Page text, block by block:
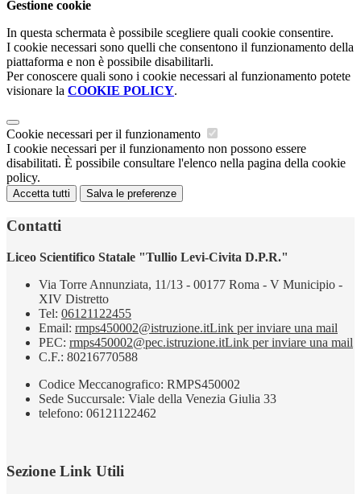
Gestione cookie
In questa schermata è possibile scegliere quali cookie consentire.
I cookie necessari sono quelli che consentono il funzionamento della
piattaforma e non è possibile disabilitarli.
Per conoscere quali sono i cookie necessari al funzionamento potete
visionare la COOKIE POLICY.
Cookie necessari per il funzionamento
I cookie necessari per il funzionamento non possono essere
disabilitati. È possibile consultare l'elenco nella pagina della cookie
policy.
Accetta tutti Salva le preferenze
Contatti
Liceo Scientifico Statale "Tullio Levi-Civita D.P.R."
Via Torre Annunziata, 11/13 - 00177 Roma - V Municipio -
XIV Distretto
Tel: 06121122455
Email: rmps450002@istruzione.itLink per inviare una mail
PEC: rmps450002@pec.istruzione.itLink per inviare una mail
C.F.: 80216770588
Codice Meccanografico: RMPS450002
Sede Succursale: Viale della Venezia Giulia 33
telefono: 06121122462
Sezione Link Utili